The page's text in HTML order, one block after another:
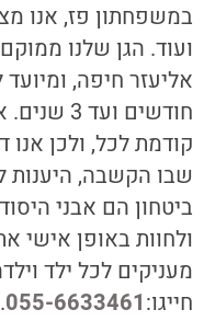
במשפחתון פז, אנו
חודשים
קודמת לכל, ולכן אנו
שבו הקשבה, היענות
ביטחון הם אבני
ולחוות באופן אישי
מעניקים לכל ילד
חייגו:055-6633461
.